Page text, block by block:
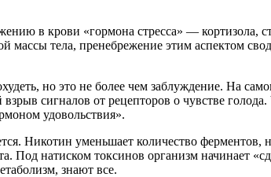
в крови «гормона стресса» —
тела, пренебрежение этим аспектом
но это не более чем заблуждение. На
сигналов от рецепторов о чувстве
удовольствия».
Никотин уменьшает количество
Под натиском токсинов организм начинает
знают все.